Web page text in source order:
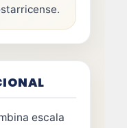
escala